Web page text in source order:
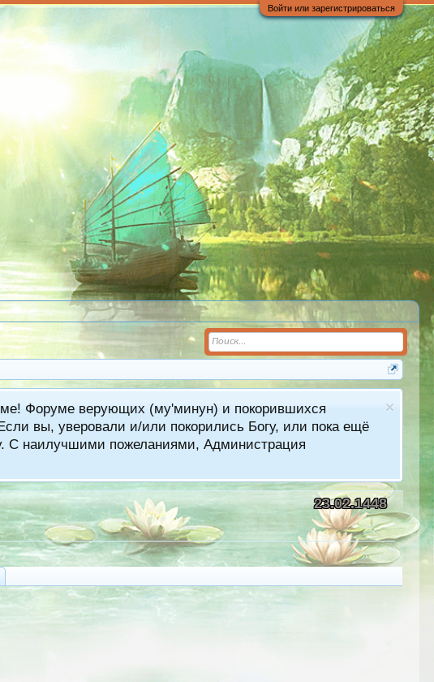
Войти или зарегистрироваться
Форуме верующих (му'минун) и покорившихся
вы, уверовали и/или покорились Богу, или пока ещё
С наилучшими пожеланиями, Администрация
23.02.1448